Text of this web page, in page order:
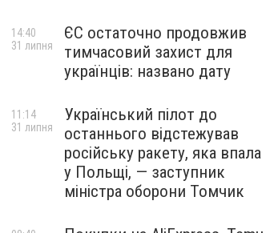
ЄС остаточно продовжив
тимчасовий захист для
українців: названо дату
14:40
31 липня
Український пілот до
останнього відстежував
російську ракету, яка впала
у Польщі, — заступник
міністра оборони Томчик
11:14
31 липня